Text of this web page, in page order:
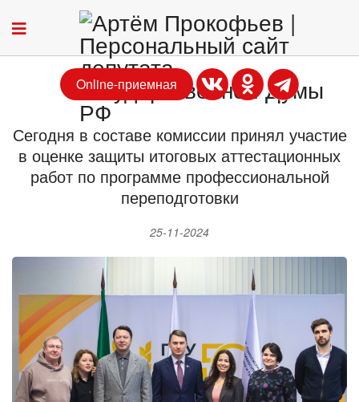
Online-приемная
Сегодня в составе комиссии принял участие
в оценке защиты итоговых аттестационных
работ по программе профессиональной
переподготовки
25-11-2024